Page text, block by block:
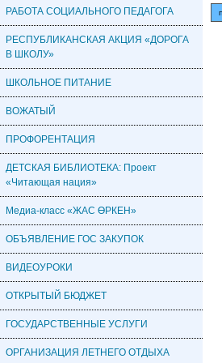
РАБОТА СОЦИАЛЬНОГО ПЕДАГОГА
РЕСПУБЛИКАНСКАЯ АКЦИЯ «ДОРОГА
В ШКОЛУ»
ШКОЛЬНОЕ ПИТАНИЕ
ВОЖАТЫЙ
ПРОФОРЕНТАЦИЯ
ДЕТСКАЯ БИБЛИОТЕКА: Проект
«Читающая нация»
Медиа-класс «ЖАС ӨРКЕН»
ОБЪЯВЛЕНИЕ ГОС ЗАКУПОК
ВИДЕОУРОКИ
ОТКРЫТЫЙ БЮДЖЕТ
ГОСУДАРСТВЕННЫЕ УСЛУГИ
ОРГАНИЗАЦИЯ ЛЕТНЕГО ОТДЫХА